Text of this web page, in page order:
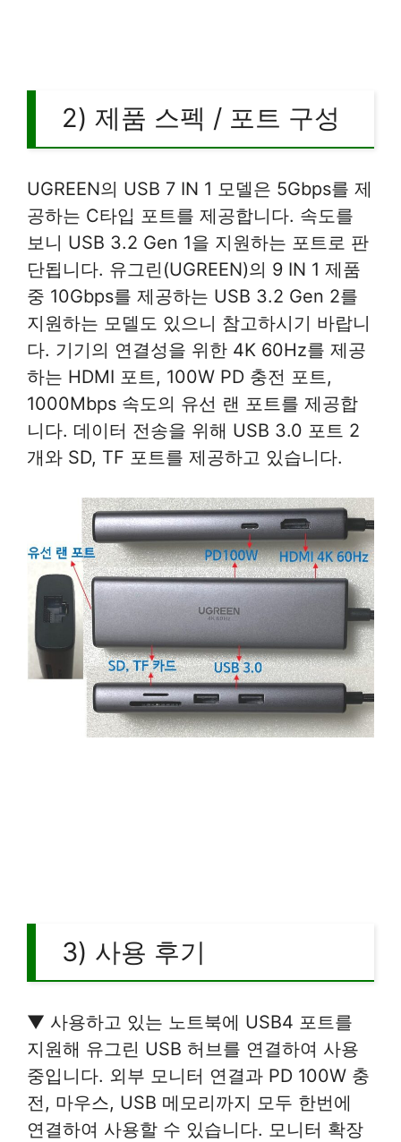
2) 제품 스펙 / 포트 구성
UGREEN의 USB 7 IN 1 모델은 5Gbps를 제
공하는 C타입 포트를 제공합니다. 속도를
보니 USB 3.2 Gen 1을 지원하는 포트로 판
단됩니다. 유그린(UGREEN)의 9 IN 1 제품
중 10Gbps를 제공하는 USB 3.2 Gen 2를
지원하는 모델도 있으니 참고하시기 바랍니
다. 기기의 연결성을 위한 4K 60Hz를 제공
하는 HDMI 포트, 100W PD 충전 포트,
1000Mbps 속도의 유선 랜 포트를 제공합
니다. 데이터 전송을 위해 USB 3.0 포트 2
개와 SD, TF 포트를 제공하고 있습니다.
3) 사용 후기
▼ 사용하고 있는 노트북에 USB4 포트를
지원해 유그린 USB 허브를 연결하여 사용
중입니다. 외부 모니터 연결과 PD 100W 충
전, 마우스, USB 메모리까지 모두 한번에
연결하여 사용할 수 있습니다. 모니터 확장